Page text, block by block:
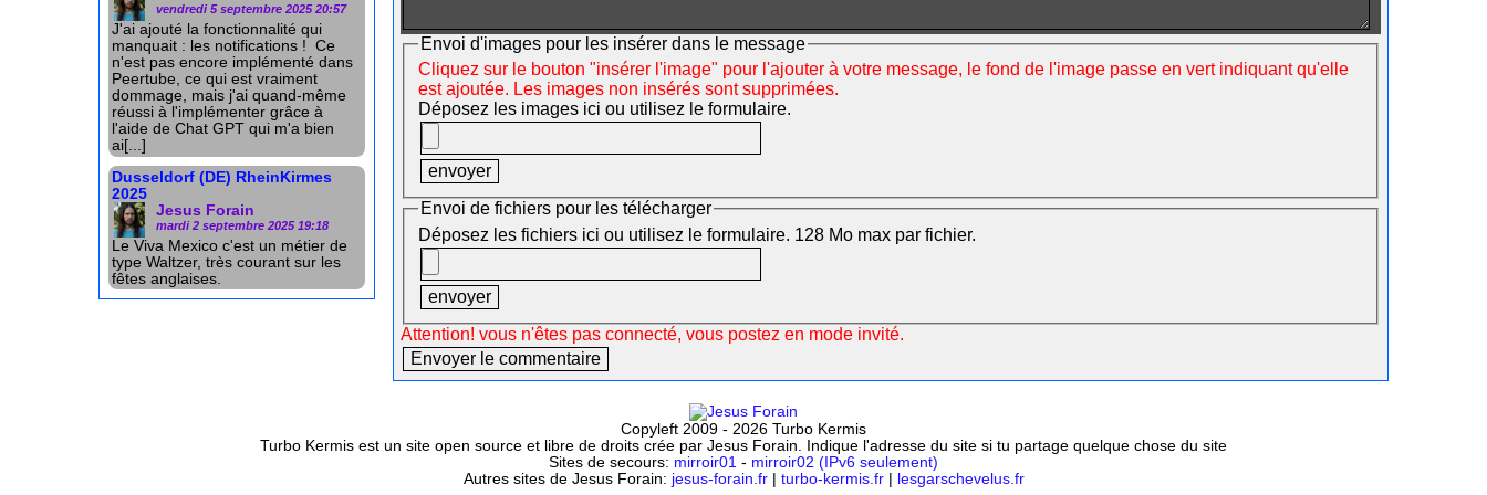
vendredi 5 septembre 2025 20:57
J'ai ajouté la fonctionnalité qui
manquait : les notifications ! Ce
n'est pas encore implémenté dans
Peertube, ce qui est vraiment
dommage, mais j'ai quand-même
réussi à l'implémenter grâce à
l'aide de Chat GPT qui m'a bien
ai[...]
Dusseldorf (DE) RheinKirmes
2025
Jesus Forain
mardi 2 septembre 2025 19:18
Le Viva Mexico c'est un métier de
type Waltzer, très courant sur les
fêtes anglaises.
Envoi d'images pour les insérer dans le message
Cliquez sur le bouton "insérer l'image" pour l'ajouter à votre message, le fond de l'image passe en vert indiquant qu'elle
est ajoutée. Les images non insérés sont supprimées.
Déposez les images ici ou utilisez le formulaire.
Envoi de fichiers pour les télécharger
Déposez les fichiers ici ou utilisez le formulaire. 128 Mo max par fichier.
Attention! vous n'êtes pas connecté, vous postez en mode invité.
Copyleft 2009 - 2026 Turbo Kermis
Turbo Kermis est un site open source et libre de droits crée par Jesus Forain. Indique l'adresse du site si tu partage quelque chose du site
Sites de secours: mirroir01 - mirroir02 (IPv6 seulement)
Autres sites de Jesus Forain: jesus-forain.fr| turbo-kermis.fr| lesgarschevelus.fr